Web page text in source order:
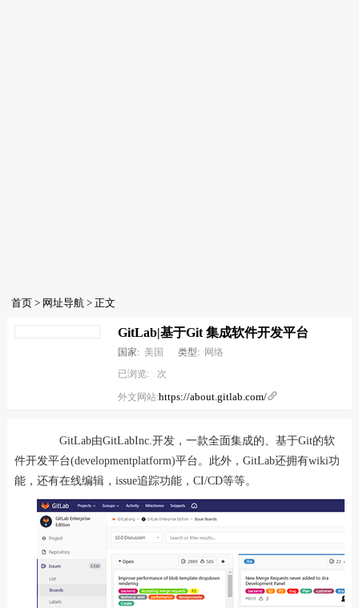
首页> 网址导航> 正文
GitLab|基于Git 集成软件开发平台
国家: 美国 类型:
网络
已浏览:
次
外文网站:https://about.gitlab.com/
GitLab由GitLabInc.开发，一款全面集成的、基于Git的软
件开发平台(developmentplatform)平台。此外，GitLab还拥有wiki功
能，还有在线编辑，issue追踪功能，CI/CD等等。